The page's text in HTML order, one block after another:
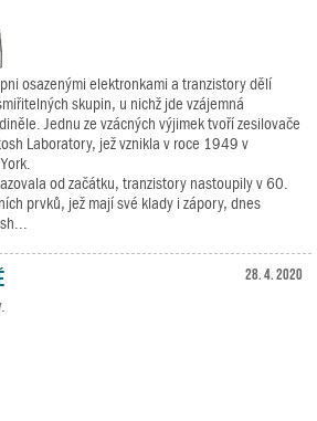
osazenými elektronkami a tranzistory dělí
skupin, u nichž jde vzájemná
Jednu ze vzácných výjimek tvoří zesilovače
Laboratory, jež vznikla v roce 1949 v
od začátku, tranzistory nastoupily v 60.
prvků, jež mají své klady i zápory, dnes
28. 4. 2020